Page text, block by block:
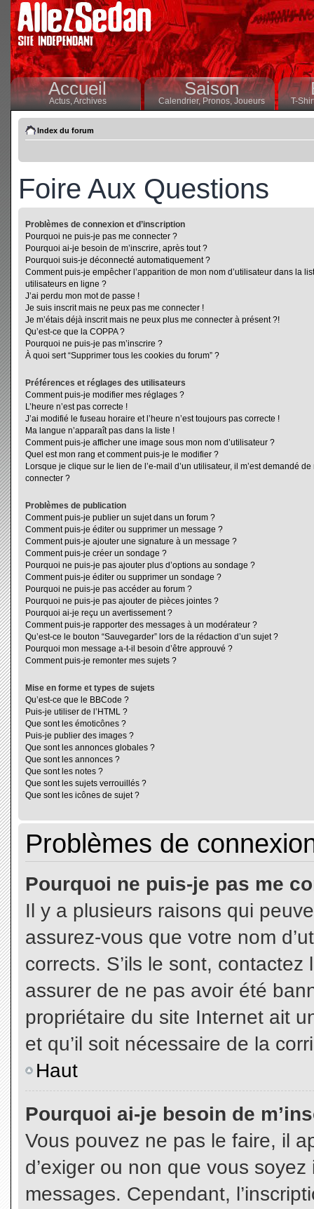
Accueil
Actus,Archives
Saison
Calendrier,Pronos, Joueurs T-
Index du forum
Foire Aux Questions
Problèmes de connexion et d’inscription
Pourquoi ne puis-je pas me connecter ?
Pourquoi ai-je besoin de m’inscrire, après tout ?
Pourquoi suis-je déconnecté automatiquement ?
Comment puis-je empêcher l’apparition de mon nom d’utilisateur dans la
utilisateurs en ligne ?
J’ai perdu mon mot de passe !
Je suis inscrit mais ne peux pas me connecter !
Je m’étais déjà inscrit mais ne peux plus me connecter à présent ?!
Qu’est-ce que la COPPA ?
Pourquoi ne puis-je pas m’inscrire ?
À quoi sert “Supprimer tous les cookies du forum” ?
Préférences et réglages des utilisateurs
Comment puis-je modifier mes réglages ?
L’heure n’est pas correcte !
J’ai modifié le fuseau horaire et l’heure n’est toujours pas correcte !
Ma langue n’apparaît pas dans la liste !
Comment puis-je afficher une image sous mon nom d’utilisateur ?
Quel est mon rang et comment puis-je le modifier ?
Lorsque je clique sur le lien de l’e-mail d’un utilisateur, il m’est demandé de
connecter ?
Problèmes de publication
Comment puis-je publier un sujet dans un forum ?
Comment puis-je éditer ou supprimer un message ?
Comment puis-je ajouter une signature à un message ?
Comment puis-je créer un sondage ?
Pourquoi ne puis-je pas ajouter plus d’options au sondage ?
Comment puis-je éditer ou supprimer un sondage ?
Pourquoi ne puis-je pas accéder au forum ?
Pourquoi ne puis-je pas ajouter de pièces jointes ?
Pourquoi ai-je reçu un avertissement ?
Comment puis-je rapporter des messages à un modérateur ?
Qu’est-ce le bouton “Sauvegarder” lors de la rédaction d’un sujet ?
Pourquoi mon message a-t-il besoin d’être approuvé ?
Comment puis-je remonter mes sujets ?
Mise en forme et types de sujets
Qu’est-ce que le BBCode ?
Puis-je utiliser de l’HTML ?
Que sont les émoticônes ?
Puis-je publier des images ?
Que sont les annonces globales ?
Que sont les annonces ?
Que sont les notes ?
Que sont les sujets verrouillés ?
Que sont les icônes de sujet ?
Problèmes de
Pourquoi ne puis-je pas me
Il y a plusieurs raisons qui
assurez-vous que votre nom
corrects. S’ils le sont,
assurer de ne pas avoir été
propriétaire du site Internet ait
et qu’il soit nécessaire de la
Haut
Pourquoi ai-je besoin de
Vous pouvez ne pas le faire, il
d’exiger ou non que vous
messages. Cependant,